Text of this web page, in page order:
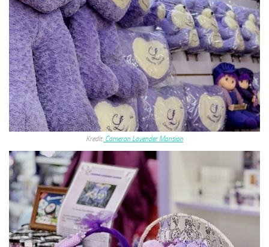
Kredit:Cameron Lavender Mansion